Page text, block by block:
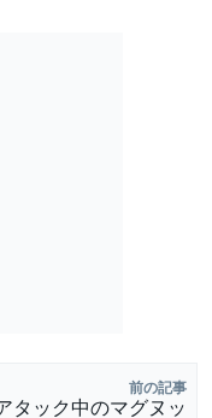
前の記事
タック中のマグヌッ